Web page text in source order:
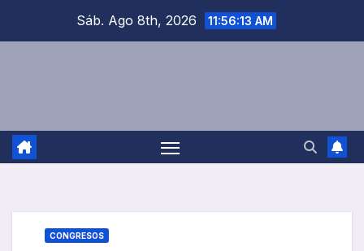
Sáb. Ago 8th, 2026 11:56:13 AM
CONGRESOS